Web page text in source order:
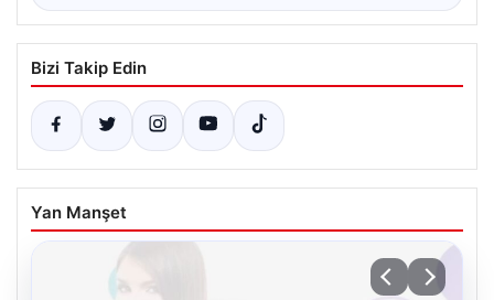
Bizi Takip Edin
Yan Manşet